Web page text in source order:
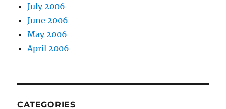
July 2006
June 2006
May 2006
April 2006
CATEGORIES